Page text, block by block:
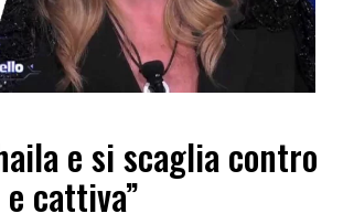
e si scaglia contro
cattiva”